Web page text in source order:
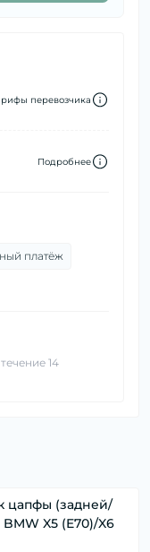
перевозчика
Подробнее
платёж
14
цапфы (задней/
X5 (E70)/X6